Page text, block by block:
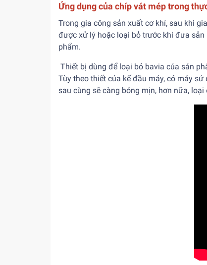
Ứng dụng của chíp vát mép trong
Trong gia công sản xuất cơ khí, sau khi
được xử lý hoặc loại bỏ trước khi đưa sản
phẩm.
Thiết bị dùng để loại bỏ bavia của sản
Tùy theo thiết của kế đầu máy, có máy
sau cùng sẽ càng bóng mịn, hơn nữa,